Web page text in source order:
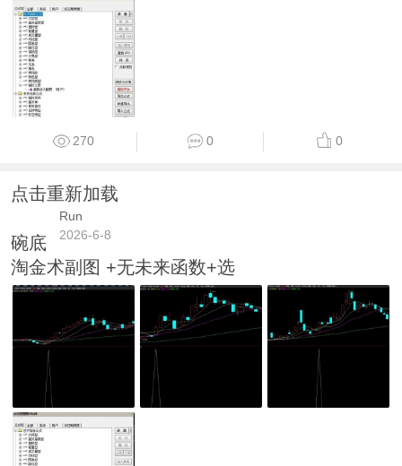
270 0 0
点击重新加载
Run
2026-6-8
碗底
淘金术副图 +无未来函数+选